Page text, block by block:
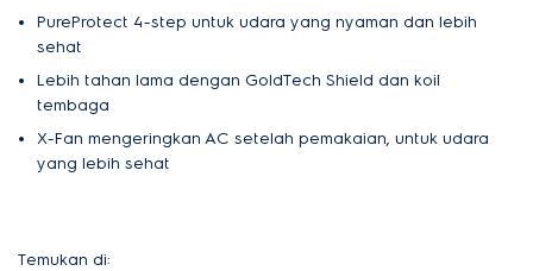
PureProtect 4-step untuk udara yang nyaman dan lebih
sehat
Lebih tahan lama dengan GoldTech Shield dan koil
tembaga
X-Fan mengeringkan AC setelah pemakaian, untuk udara
yang lebih sehat
Temukan di: